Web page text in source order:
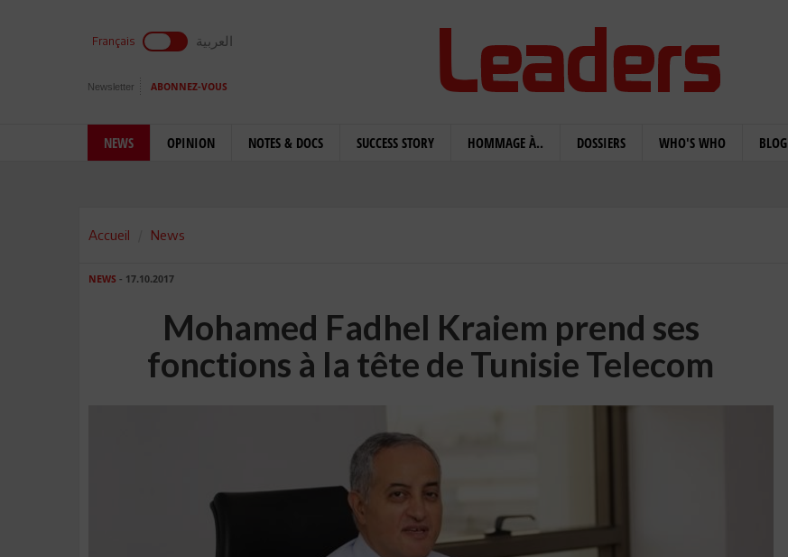
Français العربية
Newsletter ABONNEZ-VOUS
NEWS OPINION NOTES & DOCS SUCCESS STORY HOMMAGE À.. DOSSIERS WHO'S WHO BLOG
Accueil News
NEWS - 17.10.2017
Mohamed Fadhel Kraiem prend ses
fonctions à la tête de Tunisie Telecom